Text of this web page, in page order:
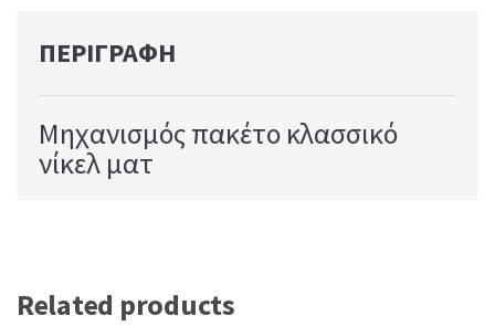
ΠΕΡΙΓΡΑΦΉ
Μηχανισμός πακέτο κλασσικό
νίκελ ματ
Related products